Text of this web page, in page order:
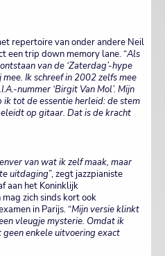
repertoire van onder andere Neil
een trip down memory lane. “Als
van de ‘Zaterdag’-hype
Ik schreef in 2002 zelfs mee
nummer ‘Birgit Van Mol’. Mijn
ik tot de essentie herleid: de stem
op gitaar. Dat is de kracht
van wat ik zelf maak, maar
uitdaging”, zegt jazzpianiste
aan het Koninklijk
zich sinds kort ook
in Parijs. “Mijn versie klinkt
vleugje mysterie. Omdat ik
enkele uitvoering exact